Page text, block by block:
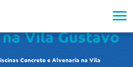
e
Vila Gustavo
Concreto e Alvenaria na Vila